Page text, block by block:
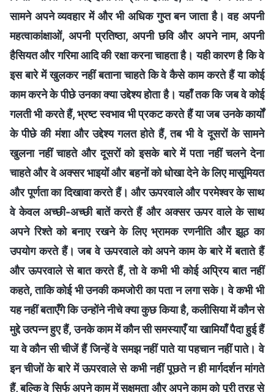
सामने अपने व्यवहार में और भी अधिक गुप्त बन जाता है। वह अपनी
महत्वाकांक्षाओं, अपनी प्रतिष्ठा, अपनी छवि और अपने नाम, अपनी
हैसियत और गरिमा आदि की रक्षा करना चाहता है। यही कारण है कि वे
इस बारे में खुलकर नहीं बताना चाहते कि वे कैसे काम करते हैं या कोई
काम करने के पीछे उनका क्या उद्देश्य होता है। यहाँ तक कि जब वे कोई
गलती भी करते हैं, भ्रष्ट स्वभाव भी प्रकट करते हैं या जब उनके कार्यों
के पीछे की मंशा और उद्देश्य गलत होते हैं, तब भी वे दूसरों के सामने
खुलना नहीं चाहते और दूसरों को इसके बारे में पता नहीं चलने देना
चाहते और वे अक्सर भाइयों और बहनों को धोखा देने के लिए मासूमियत
और पूर्णता का दिखावा करते हैं। और ऊपरवाले और परमेश्वर के साथ
वे केवल अच्छी-अच्छी बातें करते हैं और अक्सर ऊपर वाले के साथ
अपने रिश्ते को बनाए रखने के लिए भ्रामक रणनीति और झूठ का
उपयोग करते हैं। जब वे ऊपरवाले को अपने काम के बारे में बताते हैं
और ऊपरवाले से बात करते हैं, तो वे कभी भी कोई अप्रिय बात नहीं
कहते, ताकि कोई भी उनकी कमजोरी का पता न लगा सके। वे कभी भी
यह नहीं बताएँगे कि उन्होंने नीचे क्या कुछ किया है, कलीसिया में कौन से
मुद्दे उत्पन्न हुए हैं, उनके काम में कौन सी समस्याएँ या खामियाँ पैदा हुई हैं
या वे कौन सी चीजें हैं जिन्हें वे समझ नहीं पाते या पहचान नहीं पाते। वे
इन चीजों के बारे में ऊपरवाले से कभी नहीं पूछते न ही मार्गदर्शन मांगते
हैं, बल्कि वे सिर्फ अपने काम में सक्षमता और अपने काम को पूरी तरह से